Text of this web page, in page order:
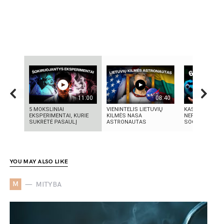
11:00
5 MOKSLINIAI
EKSPERIMENTAI, KURIE
SUKRĖTĖ PASAULĮ
08:40
VIENINTELIS LIETUVIŲ
KILMĖS NASA
ASTRONAUTAS
KAS TAS
SOCIALINIS
YOU MAY ALSO LIKE
M MITYBA